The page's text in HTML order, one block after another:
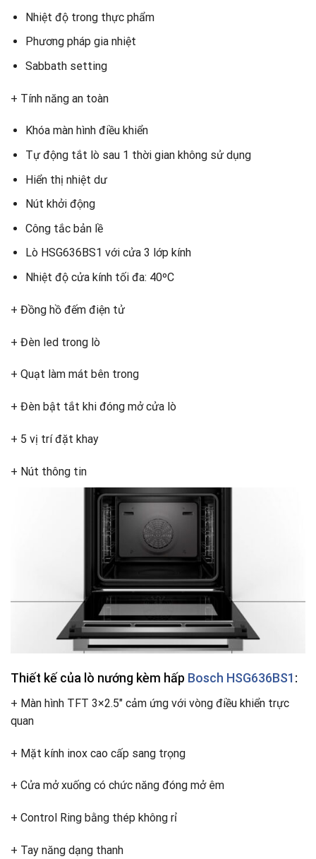
Nhiệt độ trong thực phẩm
Phương pháp gia nhiệt
Sabbath setting
+ Tính năng an toàn
Khóa màn hình điều khiển
Tự động tắt lò sau 1 thời gian không sử dụng
Hiển thị nhiệt dư
Nút khởi động
Công tắc bản lề
Lò HSG636BS1 với cửa 3 lớp kính
Nhiệt độ cửa kính tối đa: 40ºC
+ Đồng hồ đếm điện tử
+ Đèn led trong lò
+ Quạt làm mát bên trong
+ Đèn bật tắt khi đóng mở cửa lò
+ 5 vị trí đặt khay
+ Nút thông tin
Thiết kế của lò nướng kèm hấp Bosch HSG636BS1:
+ Màn hình TFT 3×2.5″ cảm ứng với vòng điều khiển trực
quan
+ Mặt kính inox cao cấp sang trọng
+ Cửa mở xuống có chức năng đóng mở êm
+ Control Ring bằng thép không rỉ
+ Tay năng dạng thanh